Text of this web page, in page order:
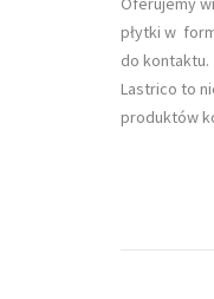
płytki w
do kontaktu.
Lastrico to
produktów